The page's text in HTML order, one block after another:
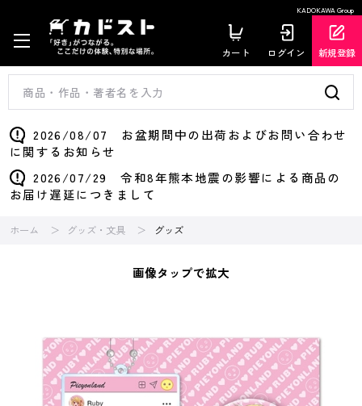
KADOKAWA Group
カート ログイン 新規登録
2026/08/07 お盆期間中の出荷およびお問い合わせ
に関するお知らせ
2026/07/29 令和8年熊本地震の影響による商品の
お届け遅延につきまして
ホーム グッズ・文具 グッズ
画像タップで拡大